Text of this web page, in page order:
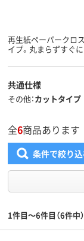
再生紙ペーパークロ
イプ。丸まらずすぐ
共通仕様
その他 カットタイプ
全6商品あります
条件で絞り
1件目～6件目（6件中）